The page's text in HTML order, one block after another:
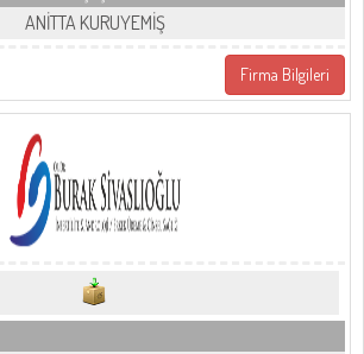
ANİTTA KURUYEMİŞ
Firma Bilgileri